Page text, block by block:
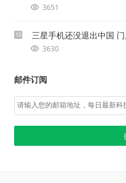
3651
10 三星手机还没退出中国
3630
邮件订阅